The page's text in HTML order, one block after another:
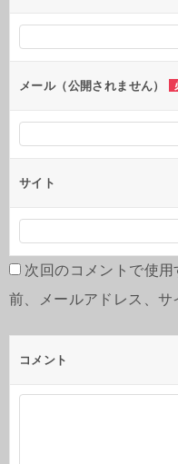
ン
メール（公開されません）
サイト
次回のコメントで使
前、メールアドレス、サ
コメント